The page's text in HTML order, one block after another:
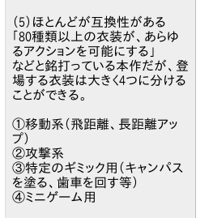
（5）ほとんどが互換性がある
「80種類以上の衣装が、あらゆ
るアクションを可能にする」
などと銘打っている本作だが、登
場する衣装は大きく4つに分ける
ことができる。
①移動系（飛距離、長距離アッ
プ）
②攻撃系
③特定のギミック用（キャンパス
を塗る、歯車を回す等）
④ミニゲーム用